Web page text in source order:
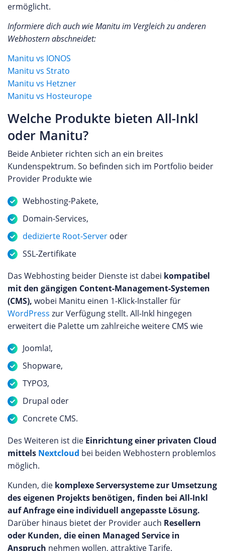
ermöglicht.
Informiere dich auch wie Manitu im Vergleich zu anderen
Webhostern abschneidet:
Manitu vs IONOS
Manitu vs Strato
Manitu vs Hetzner
Manitu vs Hosteurope
Welche Produkte bieten All-Inkl
oder Manitu?
Beide Anbieter richten sich an ein breites
Kundenspektrum. So befinden sich im Portfolio beider
Provider Produkte wie
Webhosting-Pakete,
Domain-Services,
dedizierte Root-Server oder
SSL-Zertifikate
Das Webhosting beider Dienste ist dabei kompatibel
mit den gängigen Content-Management-Systemen
(CMS), wobei Manitu einen 1-Klick-Installer für
WordPress zur Verfügung stellt. All-Inkl hingegen
erweitert die Palette um zahlreiche weitere CMS wie
Joomla!,
Shopware,
TYPO3,
Drupal oder
Concrete CMS.
Des Weiteren ist die Einrichtung einer privaten Cloud
mittels Nextcloud bei beiden Webhostern problemlos
möglich.
Kunden, die komplexe Serversysteme zur Umsetzung
des eigenen Projekts benötigen, finden bei All-Inkl
auf Anfrage eine individuell angepasste Lösung.
Darüber hinaus bietet der Provider auch Resellern
oder Kunden, die einen Managed Service in
Anspruch nehmen wollen, attraktive Tarife.